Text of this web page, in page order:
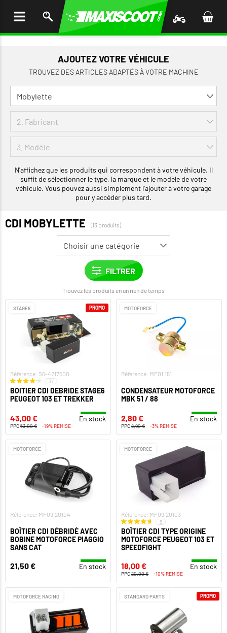
AJOUTEZ VOTRE VÉHICULE
TROUVEZ DES ARTICLES ADAPTÉS À VOTRE MACHINE
N'affichez que les produits qui correspondent à votre véhicule. Il
suffit de sélectionner le type, la marque et le modèle de votre
véhicule. Vous pouvez aussi simplement l'ajouter à votre garage
pour y accéder plus tard.
CDI MOBYLETTE (13 produits)
Trouvez les produits en un rien de temps
STAGE6
Référence: S6-4217500
37
BOITIER CDI DÉBRIDÉ STAGE6
PEUGEOT 103 ET TREKKER
43,00 € En stock
PPC53,00 € -19% REMISE
PROMO MOTOFORCE
Référence: MF01.151
CONDENSATEUR MOTOFORCE
MBK 51 / 88
2,80 € En stock
PPC2,90 € -3% REMISE
MOTOFORCE
Référence: MF09.20104
BOÎTIER CDI DÉBRIDÉ AVEC
BOBINE MOTOFORCE PIAGGIO
SANS CAT
21,50 € En stock
MOTOFORCE
Référence: MF09.20103
5
BOÎTIER CDI TYPE ORIGINE
MOTOFORCE PEUGEOT 103 ET
SPEEDFIGHT
18,00 € En stock
PPC20,00 € -10% REMISE
MOTOFORCE RACING STANDARD PARTS PROMO